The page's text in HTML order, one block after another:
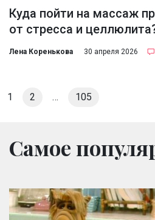
Куда пойти на массаж
от стресса и
Лена Коренькова 30 апреля 2026
1 2 … 105
Самое